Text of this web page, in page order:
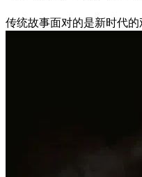
传统故事面对的是新时代